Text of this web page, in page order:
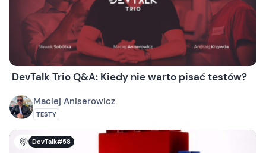
DevTalk Trio Q&A: Kiedy nie warto pisać testów?
Maciej Aniserowicz
TESTY
DevTalk#58